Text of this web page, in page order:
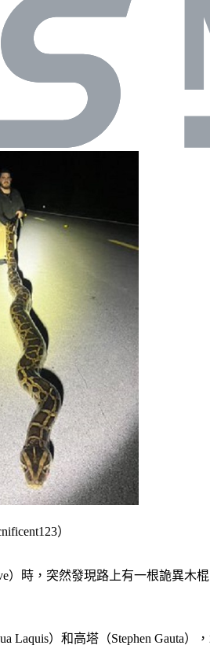
）
）時，突然發現路上有一根詭異
Laquis）和高塔（Stephen Gauta